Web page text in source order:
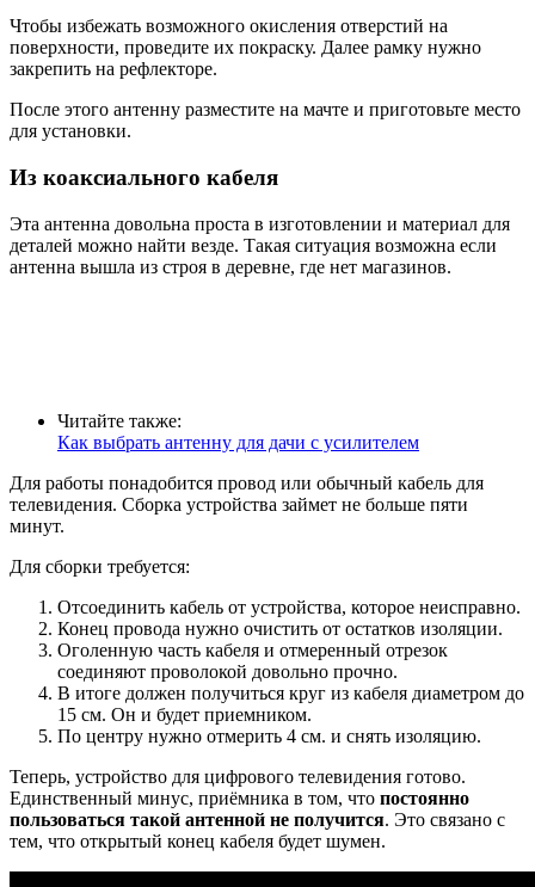
Чтобы избежать возможного окисления отверстий на
поверхности, проведите их покраску. Далее рамку нужно
закрепить на рефлекторе.
После этого антенну разместите на мачте и приготовьте место
для установки.
Из коаксиального кабеля
Эта антенна довольна проста в изготовлении и материал для
деталей можно найти везде. Такая ситуация возможна если
антенна вышла из строя в деревне, где нет магазинов.
Читайте также:
Как выбрать антенну для дачи с усилителем
Для работы понадобится провод или обычный кабель для
телевидения. Сборка устройства займет не больше пяти
минут.
Для сборки требуется:
Отсоединить кабель от устройства, которое неисправно.
Конец провода нужно очистить от остатков изоляции.
Оголенную часть кабеля и отмеренный отрезок
соединяют проволокой довольно прочно.
В итоге должен получиться круг из кабеля диаметром до
15 см. Он и будет приемником.
По центру нужно отмерить 4 см. и снять изоляцию.
Теперь, устройство для цифрового телевидения готово.
Единственный минус, приёмника в том, что постоянно
пользоваться такой антенной не получится. Это связано с
тем, что открытый конец кабеля будет шумен.